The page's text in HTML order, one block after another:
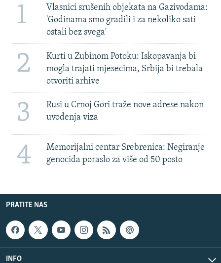
1
Vlasnici srušenih objekata na Gazivodama:
'Godinama smo gradili i za nekoliko sati
ostali bez svega'
2
Kurti u Zubinom Potoku: Iskopavanja bi
mogla trajati mjesecima, Srbija bi trebala
otvoriti arhive
3
Rusi u Crnoj Gori traže nove adrese nakon
uvođenja viza
4
Memorijalni centar Srebrenica: Negiranje
genocida poraslo za više od 50 posto
PRATITE NAS
INFO